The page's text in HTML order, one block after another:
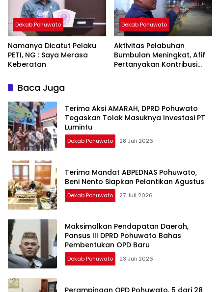
Dekab Pohuwato
Namanya Dicatut Pelaku
PETI, NG : Saya Merasa
Keberatan
Dekab Pohuwato
Aktivitas Pelabuhan
Bumbulan Meningkat, Afif
Pertanyakan Kontribusi
Baca Juga
Terima Aksi AMARAH, DPRD Pohuwato
Tegaskan Tolak Masuknya Investasi PT
Lumintu
Dekab Pohuwato 28 Juli 2026
Terima Mandat ABPEDNAS Pohuwato,
Beni Nento Siapkan Pelantikan Agustus
Dekab Pohuwato 27 Juli 2026
Maksimalkan Pendapatan Daerah,
Pansus III DPRD Pohuwato Bahas
Pembentukan OPD Baru
Dekab Pohuwato 23 Juli 2026
Perampingan OPD Pohuwato, 5 dari 28